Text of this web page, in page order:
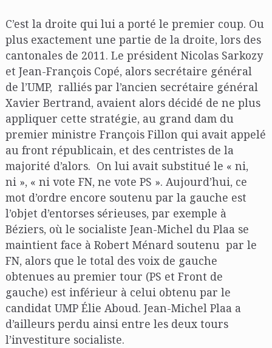
C’est la droite qui lui a porté le premier coup. Ou
plus exactement une partie de la droite, lors des
cantonales de 2011. Le président Nicolas Sarkozy
et Jean-François Copé, alors secrétaire général
de l’UMP, ralliés par l’ancien secrétaire général
Xavier Bertrand, avaient alors décidé de ne plus
appliquer cette stratégie, au grand dam du
premier ministre François Fillon qui avait appelé
au front républicain, et des centristes de la
majorité d’alors. On lui avait substitué le « ni,
ni », « ni vote FN, ne vote PS ». Aujourd’hui, ce
mot d’ordre encore soutenu par la gauche est
l’objet d’entorses sérieuses, par exemple à
Béziers, où le socialiste Jean-Michel du Plaa se
maintient face à Robert Ménard soutenu par le
FN, alors que le total des voix de gauche
obtenues au premier tour (PS et Front de
gauche) est inférieur à celui obtenu par le
candidat UMP Élie Aboud. Jean-Michel Plaa a
d’ailleurs perdu ainsi entre les deux tours
l’investiture socialiste.